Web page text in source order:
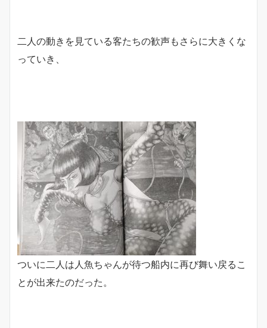
二人の動きを見ている客たちの歓声もさらに大きくな
っていき、
ついに二人は人魚ちゃんが待つ船内に再び舞い戻るこ
とが出来たのだった。